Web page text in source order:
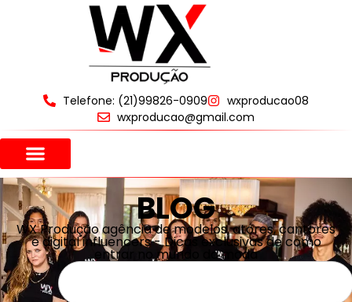
Telefone: (21)99826-0909
wxproducao08
wxproducao@gmail.com
BLOG
WX Produção agência de modelos, atores, cantores
e digital influencers - Dicas exclusivas de como
entrar no mundo da moda